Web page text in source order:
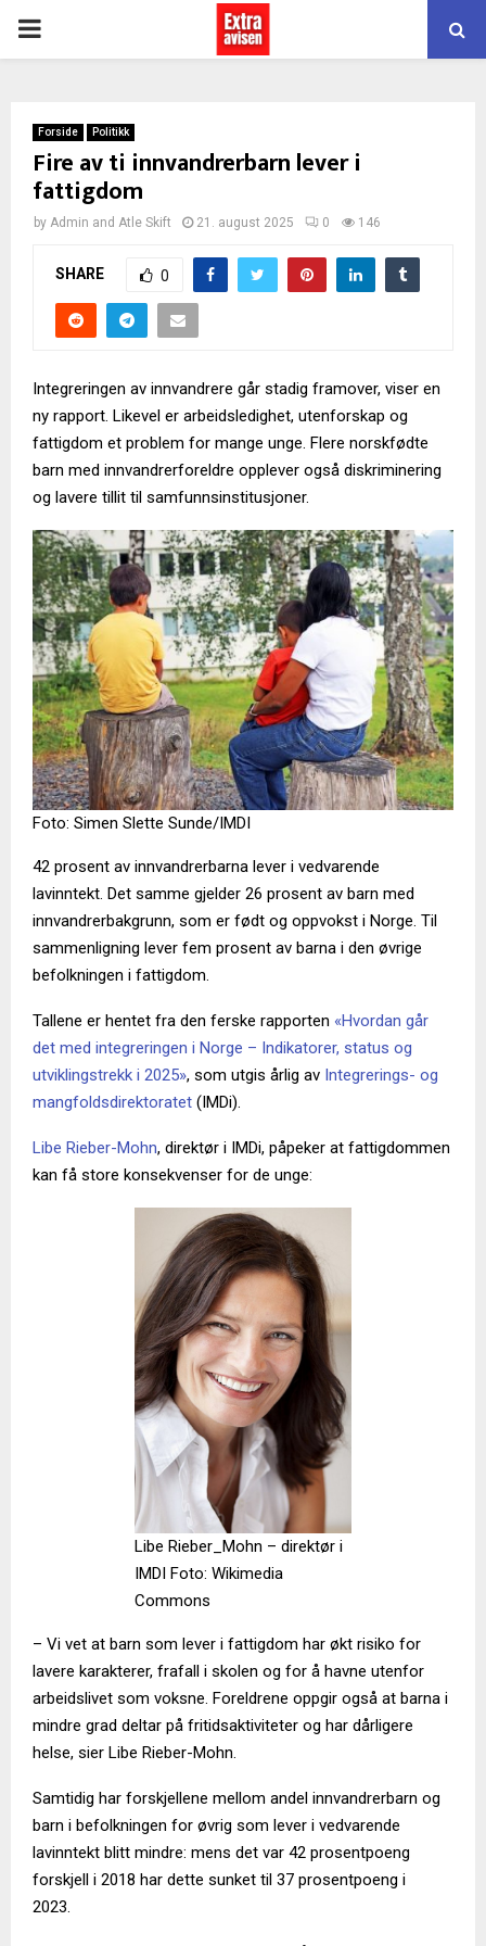
PRIMARY
Forside Politikk
Fire av ti innvandrerbarn lever i
fattigdom
by Admin and Atle Skift 21. august 2025 0 146
SHARE 0
Integreringen av innvandrere går stadig framover, viser en
ny rapport. Likevel er arbeidsledighet, utenforskap og
fattigdom et problem for mange unge. Flere norskfødte
barn med innvandrerforeldre opplever også diskriminering
og lavere tillit til samfunnsinstitusjoner.
Foto: Simen Slette Sunde/IMDI
42 prosent av innvandrerbarna lever i vedvarende
lavinntekt. Det samme gjelder 26 prosent av barn med
innvandrerbakgrunn, som er født og oppvokst i Norge. Til
sammenligning lever fem prosent av barna i den øvrige
befolkningen i fattigdom.
Tallene er hentet fra den ferske rapporten «Hvordan går
det med integreringen i Norge – Indikatorer, status og
utviklingstrekk i 2025», som utgis årlig av Integrerings- og
mangfoldsdirektoratet (IMDi).
Libe Rieber-Mohn, direktør i IMDi, påpeker at fattigdommen
kan få store konsekvenser for de unge:
Libe Rieber_Mohn – direktør i
IMDI Foto: Wikimedia
Commons
– Vi vet at barn som lever i fattigdom har økt risiko for
lavere karakterer, frafall i skolen og for å havne utenfor
arbeidslivet som voksne. Foreldrene oppgir også at barna i
mindre grad deltar på fritidsaktiviteter og har dårligere
helse, sier Libe Rieber-Mohn.
Samtidig har forskjellene mellom andel innvandrerbarn og
barn i befolkningen for øvrig som lever i vedvarende
lavinntekt blitt mindre: mens det var 42 prosentpoeng
forskjell i 2018 har dette sunket til 37 prosentpoeng i
2023.